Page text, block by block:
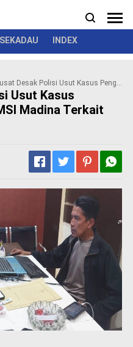
SEKADAU INDEX
Seremonial
Polisi Usut Kasus Penganiayaan Ketua SMSI Madina Terkait Pemberitaan
Usut Kasus
Madina Terkait